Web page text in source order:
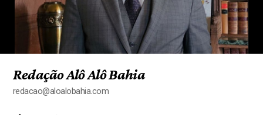
Redação Alô Alô Bahia
redacao@aloalobahia.com